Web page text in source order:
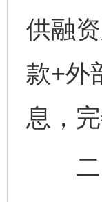
供融
款+外
息，
二、